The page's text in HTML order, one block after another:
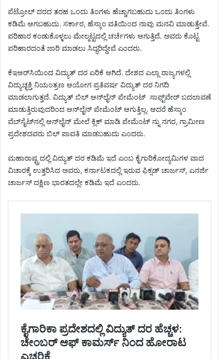
ಪೆಟ್ರೋಲ್ ದರದ ತರಹ ಒಂದು ತಿಂಗಳು ಹೆಚ್ಚಾಗಬಹುದು ಒಂದು ತಿಂಗಳು
ಕಡಿಮೆ ಆಗಬಹುದು. ಸರ್ಕಾರ, ಹೆಸ್ಕಾಂ ವತಿಯಿಂದ ನಾವು ಮನವಿ ಮಾಡುತ್ತೇವೆ.
ಪರಿಹಾರ ಕಂಡುಕೊಳ್ಳಲು ಮೇಲ್ಮಟ್ಟದಲ್ಲಿ ಚರ್ಚೆಗಳು ಆಗುತ್ತಿದೆ. ಅವರು ಕೊಟ್ಟ
ಪರಿಹಾರದಂತೆ ಜಾರಿ ಮಾಡಲು ಸಿದ್ಧರಿದ್ದೇವೆ ಎಂದರು.
ಕೆಇಆರ್‌ಸಿಯಿಂದ ವಿದ್ಯುತ್ ದರ ಏರಿಕೆ ಆಗಿದೆ. ದೇಶದ ಎಲ್ಲಾ ರಾಜ್ಯಗಳಲ್ಲಿ
ವಿದ್ಯುಚ್ಛಕ್ತಿ ನಿಯಂತ್ರಣ ಆಯೋಗ ಪ್ರತಿವರ್ಷ ವಿದ್ಯುತ್ ದರ ನಿಗದಿ
ಮಾಡಲಾಗುತ್ತದೆ. ವಿದ್ಯುತ್ ಬಿಲ್ ಆನ್‌ಲೈನ್ ಪೇಮೆಂಟ್ ಸಾಫ್ಟ್‌ವೇರ್ ಬದಲಾವಣೆ
ಮಾಡುತ್ತಿರುವುದರಿಂದ ಆನ್‌ಲೈನ್ ಪೇಮೆಂಟ್ ಆಗುತ್ತಿಲ್ಲ. ಆದರೆ ಹೆಸ್ಕಾಂ
ವೆಬ್‌ಸೈಟ್‌ನಲ್ಲಿ ಆನ್‌ಲೈನ್ ಮೇಲೆ ಕ್ಲಿಕ್ ಮಾಡಿ ಪೇಮೆಂಟ್ ನ್ನು ನಗರ, ಗ್ರಾಮೀಣ
ಪ್ರದೇಶದವರು ಬಿಲ್ ಪಾವತಿ ಮಾಡಬಹುದು‌ ಎಂದರು.
ಮಹಾರಾಷ್ಟ್ರದಲ್ಲಿ ವಿದ್ಯುತ್ ದರ ಕಡಿಮೆ ಇದೆ ಎಂಬ ಕೈಗಾರಿಕೋದ್ಯಮಿಗಳ ವಾದ
ವಿಚಾರಕ್ಕೆ ಉತ್ತರಿಸಿದ ಅವರು, ಕರ್ನಾಟಕದಲ್ಲಿ ಇರುವ ಫಿಕ್ಸಡ್ ಚಾರ್ಜಸ್, ಎನರ್ಜಿ
ಚಾರ್ಜಸ್ ದಕ್ಷಿಣ ಭಾರತದಲ್ಲೇ ಕಡಿಮೆ ಇದೆ ಎಂದರು.